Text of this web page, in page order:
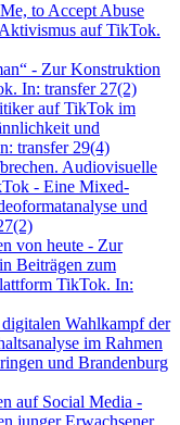
to Accept Abuse
auf TikTok.
- Zur Konstruktion
In: transfer 27(2)
auf TikTok im
und
transfer 29(4)
Audiovisuelle
- Eine Mixed-
und
von heute - Zur
Beiträgen zum
TikTok. In:
Wahlkampf der
im Rahmen
und Brandenburg
auf Social Media -